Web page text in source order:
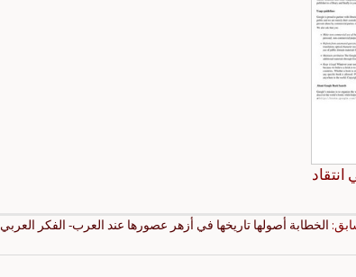
الخطابة أصولها تاريخها في أزهر عصورها عند العرب- الفكر العربي